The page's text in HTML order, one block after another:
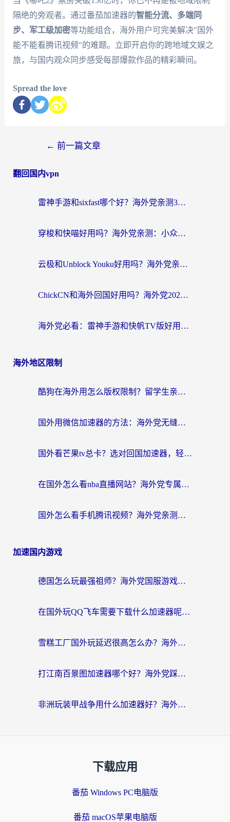
隔绝的旁观者。通过番茄加速器的智能分流、多端同
步、军工级加密等功能组合，海外用户可完美解决"国外
能不能看腾讯视频"的难题。立即开启你的跨地域文娱之
旅，与国内观众同步感受每部爆款作品的精彩瞬间。
Spread the love
← 前一篇文章
翻回国内vpn
雷神手游和sixfast哪个好？海外党亲测3款回国加速器，教你选对不踩坑
穿梭和快喵好用吗？海外党亲测：小众加速器对比+番茄加速器深度体验
云极和Unblock Youku好用吗？海外党亲测+2026回国加速器避坑指南
ChickCN和海外回国好用吗？海外党2026亲测：从手游到影音，选对加速器的3个关键
海外党必看：雷神手游和快帆TV版好用吗？3步选对回国加速器不踩坑
海外地区限制
酷狗在海外用怎么版权限制？留学生亲测：3步解决听国内音乐难题
国外用微信加速器的方法：海外党无缝连接国内生活的实用指南
国外看芒果tv总卡？选对回国加速器，轻松追《浪姐》不费劲
在国外怎么看nba直播网站？海外党专属体育观赛指南，告别地区限制！
国外怎么看手机腾讯视频？海外党亲测有效的追剧加速器选择指南
加速国内游戏
德国怎么玩最强祖师？海外党国服游戏加速器选择全攻略（附宝可梦Online实测）
在国外玩QQ飞车需要下载什么加速器呢？海外党亲测有效的国服游戏加速指南
雪糕工厂国外玩延迟很高怎么办？海外玩家国服游戏加速终极攻略（附实测推荐）
打江南百景图加速器哪个好？海外党踩坑N次后，终于找到不卡的秘诀
非洲玩装甲战争用什么加速器好？海外党亲测有效的国服游戏加速方案
下载应用
番茄 Windows PC电脑版
番茄 macOS苹果电脑版